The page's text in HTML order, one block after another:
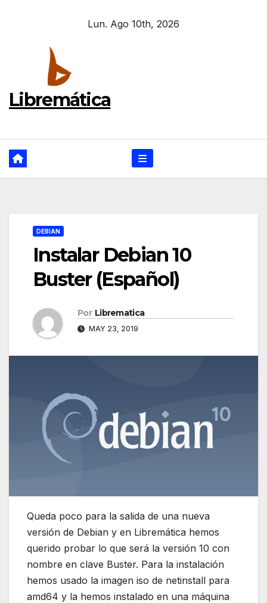
Lun. Ago 10th, 2026
Libremática
DEBIAN
Instalar Debian 10
Buster (Español)
Por Librematica
MAY 23, 2019
Queda poco para la salida de una nueva
versión de Debian y en Libremática hemos
querido probar lo que será la versión 10 con
nombre en clave Buster. Para la instalación
hemos usado la imagen iso de netinstall para
amd64 y la hemos instalado en una máquina